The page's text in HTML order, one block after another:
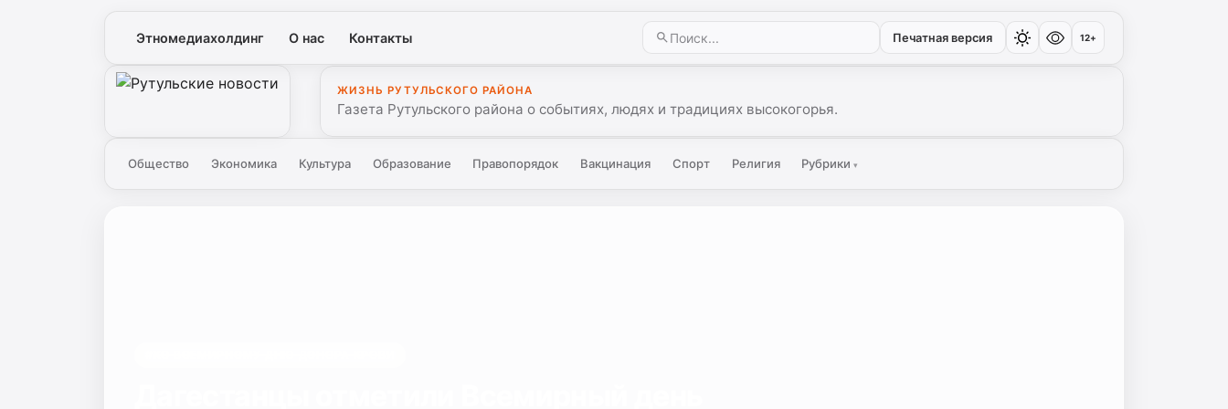
Этномедиахолдинг О нас Контакты Печатная версия 12+
Рутульские новости
ЖИЗНЬ РУТУЛЬСКОГО РАЙОНА
Газета Рутульского района о событиях, людях и традициях высокогорья.
Общество Экономика Культура Образование Правопорядок Вакцинация Спорт Религия Рубрики▾